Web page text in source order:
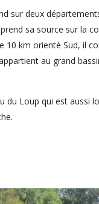
sur deux
sa source sur la
10 km orienté Sud, il
au grand
du Loup qui est aussi